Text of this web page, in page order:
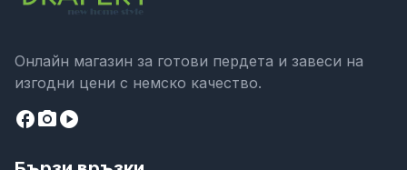
Онлайн магазин за готови пердета и завеси на
изгодни цени с немско качество.
facebookcamera_altplay_circle